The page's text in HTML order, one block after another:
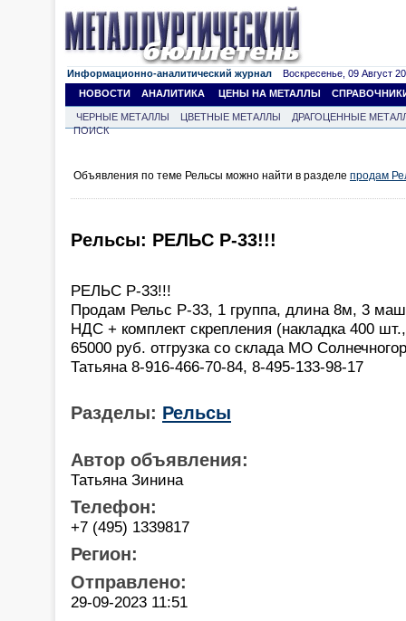
Информационно-аналитический журнал Воскресенье, 09 Август
НОВОСТИ
АНАЛИТИКА ЦЕНЫ НА МЕТАЛЛЫ
ЧЕРНЫЕ МЕТАЛЛЫ ЦВЕТНЫЕ МЕТАЛЛЫ
ДРАГОЦЕННЫЕ
ПОИСК
Объявления по теме Рельсы можно найти в разделе продам
Рельсы: РЕЛЬС Р-33!!!
РЕЛЬС Р-33!!!
Продам Рельс Р-33, 1 группа, длина 8м, 3
НДС + комплект скрепления (накладка 400
65000 руб. отгрузка со склада МО
Татьяна 8-916-466-70-84, 8-495-133-98-17
Разделы: Рельсы
Автор объявления:
Татьяна Зинина
Телефон:
+7 (495) 1339817
Регион:
Отправлено:
29-09-2023 11:51